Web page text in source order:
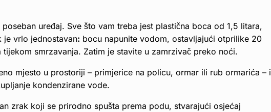
uređaj. Sve što vam treba jest plastična boca od 1,5 litara,
je vrlo jednostavan: bocu napunite vodom, ostavljajući otprilike 20
smrzavanja. Zatim je stavite u zamrzivač preko noći.
mjesto u prostoriji – primjerice na policu, ormar ili rub ormarića – i
kondenzirane vode.
zrak koji se prirodno spušta prema podu, stvarajući osjećaj